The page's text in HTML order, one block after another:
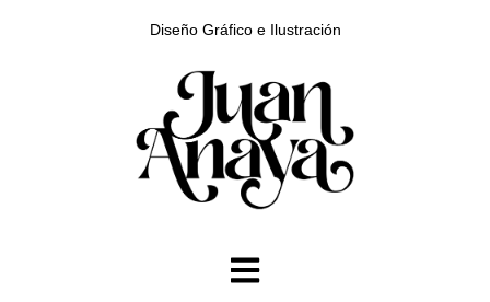
Diseño Gráfico e Ilustración